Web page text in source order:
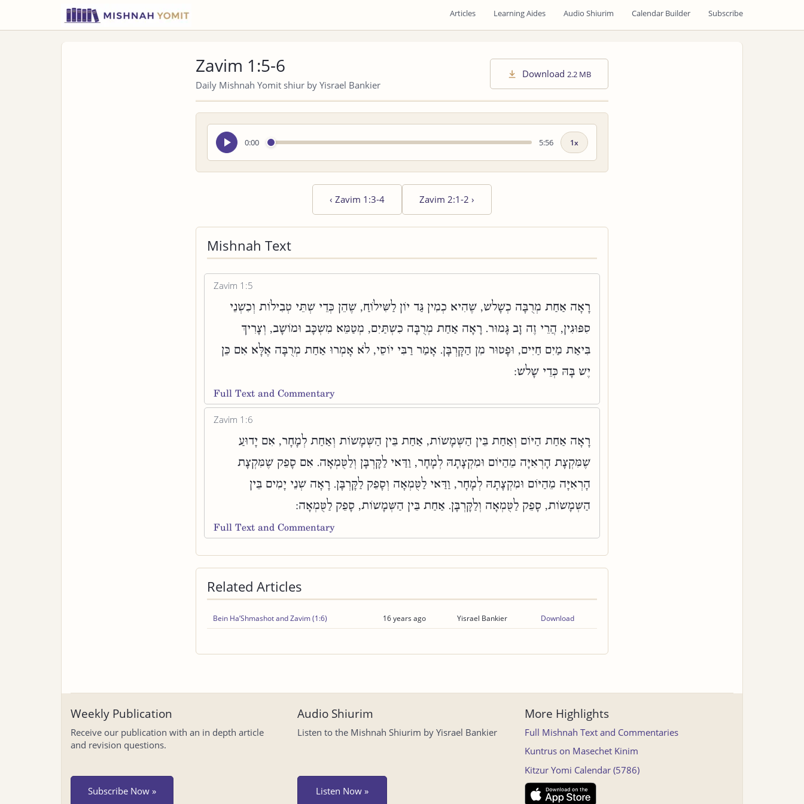
Articles Learning Aides Audio Shiurim Calendar Builder Subscribe
Zavim 1:5-6
Daily Mishnah Yomit shiur by Yisrael Bankier
Download 2.2 MB
0:00
Seek
audio
5:56
Playback
‹ Zavim 1:3-4 Zavim 2:1-2 ›
Mishnah Text
Zavim 1:5
רָאָה אַחַת מְרֻבָּה כְשָׁלשׁ, שֶׁהִיא כְמִין גַּד יוֹן לַשִּׁילוֹחַ, שֶׁהֵן כְּדֵי שְׁתֵּי טְבִילוֹת וְכִשְׁנֵי
סִפּוּגִין, הֲרֵי זֶה זָב גָּמוּר. רָאָה אַחַת מְרֻבָּה כִשְׁתַּיִם, מְטַמֵּא מִשְׁכָּב וּמוֹשָׁב, וְצָרִיךְ
בִּיאַת מַיִם חַיִּים, וּפָטוּר מִן הַקָּרְבָּן. אָמַר רַבִּי יוֹסֵי, לֹא אָמְרוּ אַחַת מְרֻבָּה אֶלָּא אִם כֵּן
יֶשׁ בָּהּ כְּדֵי שָׁלשׁ:
Full Text and Commentary
Zavim 1:6
רָאָה אַחַת הַיּוֹם וְאַחַת בֵּין הַשְּׁמָשׁוֹת, אַחַת בֵּין הַשְּׁמָשׁוֹת וְאַחַת לְמָחָר, אִם יָדוּעַ
שֶׁמִּקְצָת הָרְאִיָּה מֵהַיּוֹם וּמִקְצָתָהּ לְמָחָר, וַדַּאי לַקָּרְבָּן וְלַטֻּמְאָה. אִם סָפֵק שֶׁמִּקְצָת
הָרְאִיָּה מֵהַיּוֹם וּמִקְצָתָהּ לְמָחָר, וַדַּאי לַטֻּמְאָה וְסָפֵק לַקָּרְבָּן. רָאָה שְׁנֵי יָמִים בֵּין
הַשְּׁמָשׁוֹת, סָפֵק לַטֻּמְאָה וְלַקָּרְבָּן. אַחַת בֵּין הַשְּׁמָשׁוֹת, סָפֵק לַטֻּמְאָה:
Full Text and Commentary
Related Articles
Bein Ha’Shmashot and Zavim (1:6) 16 years ago Yisrael Bankier Download
Weekly Publication
Receive our publication with an in depth article
and revision questions.
Subscribe Now »
Audio Shiurim
Listen to the Mishnah Shiurim by Yisrael Bankier
Listen Now »
More Highlights
Full Mishnah Text and Commentaries
Kuntrus on Masechet Kinim
Kitzur Yomi Calendar (5786)